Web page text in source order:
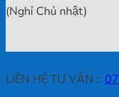
(Nghỉ Chủ nhật)
LIÊN HỆ TƯ VẤN :